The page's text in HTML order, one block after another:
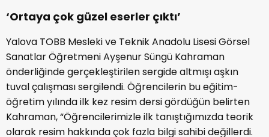
‘Ortaya çok güzel eserler çıktı’
Yalova TOBB Mesleki ve Teknik Anadolu Lisesi Görsel
Sanatlar Öğretmeni Ayşenur Süngü Kahraman
önderliğinde gerçekleştirilen sergide altmışı aşkın
tuval çalışması sergilendi. Öğrencilerin bu eğitim-
öğretim yılında ilk kez resim dersi gördüğün belirten
Kahraman, “Öğrencilerimizle ilk tanıştığımızda teorik
olarak resim hakkında çok fazla bilgi sahibi değillerdi.